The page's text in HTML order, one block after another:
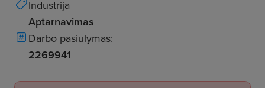
Industrija
Aptarnavimas
Darbo pasiūlymas:
2269941